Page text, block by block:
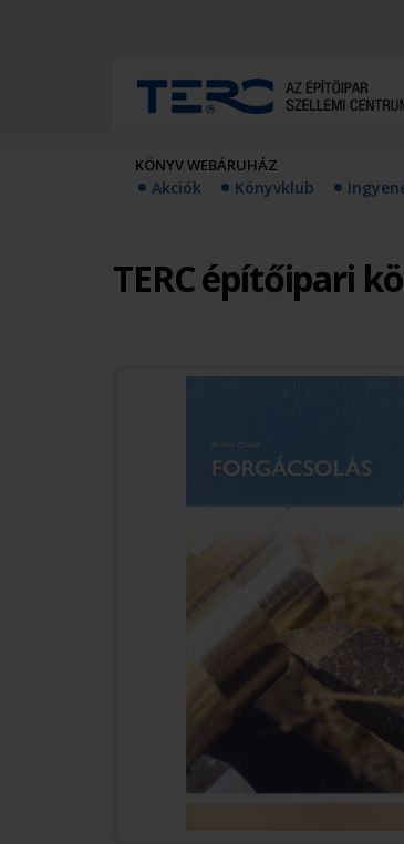
KÖNYV WEBÁRUHÁZ
Akciók Könyvklub
TERC építőipari